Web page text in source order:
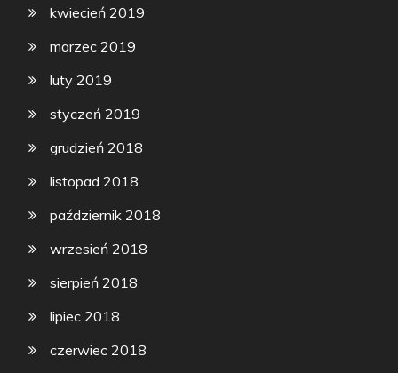
kwiecień 2019
marzec 2019
luty 2019
styczeń 2019
grudzień 2018
listopad 2018
październik 2018
wrzesień 2018
sierpień 2018
lipiec 2018
czerwiec 2018